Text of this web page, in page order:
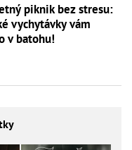
piknik bez stresu:
vychytávky vám
v batohu!